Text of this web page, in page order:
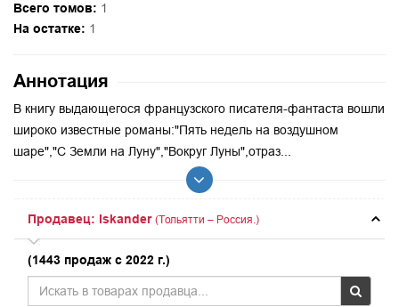
Всего томов: 1
На остатке: 1
Аннотация
В книгу выдающегося французского писателя-фантаста вошли
широко известные романы:"Пять недель на воздушном
шаре","С Земли на Луну","Вокруг Луны",отраз...
Продавец: Iskander (Тольятти – Россия.)
(1443 продаж с 2022 г.)